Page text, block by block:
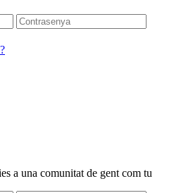
a una comunitat de gent com tu